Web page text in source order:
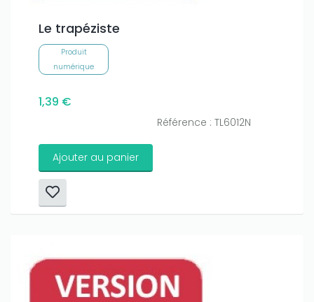
Le trapéziste
Produit
numérique
1,39 €
Référence : TL6012N
Ajouter au panier